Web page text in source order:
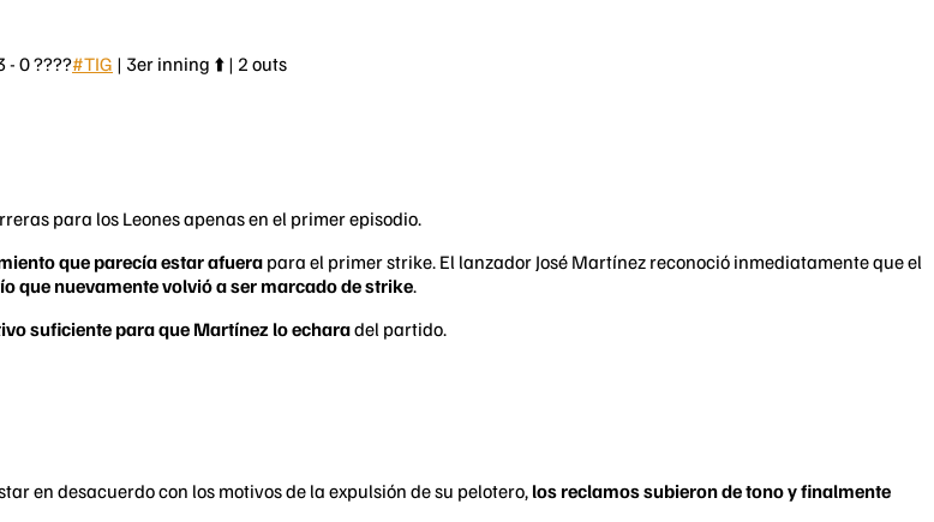
- 0 ????#TIG | 3er inning ⬆️ | 2 outs
para los Leones apenas en el primer episodio.
que parecía estar afuerapara el primer strike. El lanzador José Martínez reconoció inmediatamente que el
que nuevamente volvió a ser marcado de strike.
suficiente para que Martínez lo echaradel partido.
en desacuerdo con los motivos de la expulsión de su pelotero, los reclamos subieron de tono y finalmente